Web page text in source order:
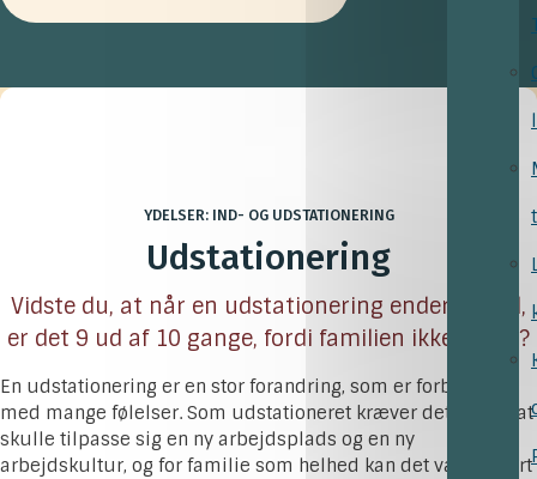
YDELSER: IND- OG UDSTATIONERING
Udstationering
Vidste du, at når en udstationering ender før tid,
er det 9 ud af 10 gange, fordi familien ikke trives?
En udstationering er en stor forandring, som er forbundet
med mange følelser. Som udstationeret kræver det meget at
skulle tilpasse sig en ny arbejdsplads og en ny
arbejdskultur, og for familie som helhed kan det være svært